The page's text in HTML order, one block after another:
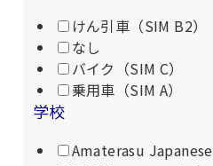
けん引車（SIM B2）
なし
バイク（SIM C）
乗用車（SIM A）
学校
Amaterasu